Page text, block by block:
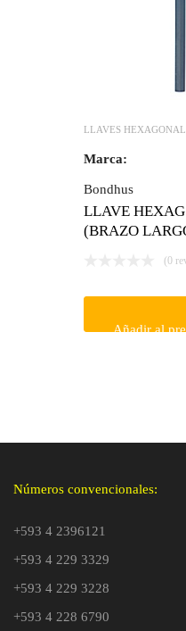
LLAVES
Marca:
Bondhus
LLAVE
(BRAZO
(0
Añadir al
Números convencionales:
+593 4 2396121
+593 4 229 3329
+593 4 229 3228
+593 4 228 6790